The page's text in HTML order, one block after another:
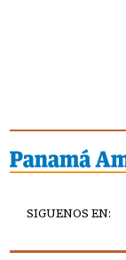
SIGUENOS EN: